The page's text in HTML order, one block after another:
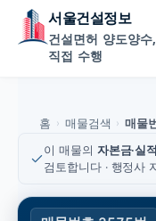
서울건설정보
건설면허 양도양
직접 수행
홈 › 매물검색 › 매물
이 매물의 자본금·실
검토합니다 · 행정사